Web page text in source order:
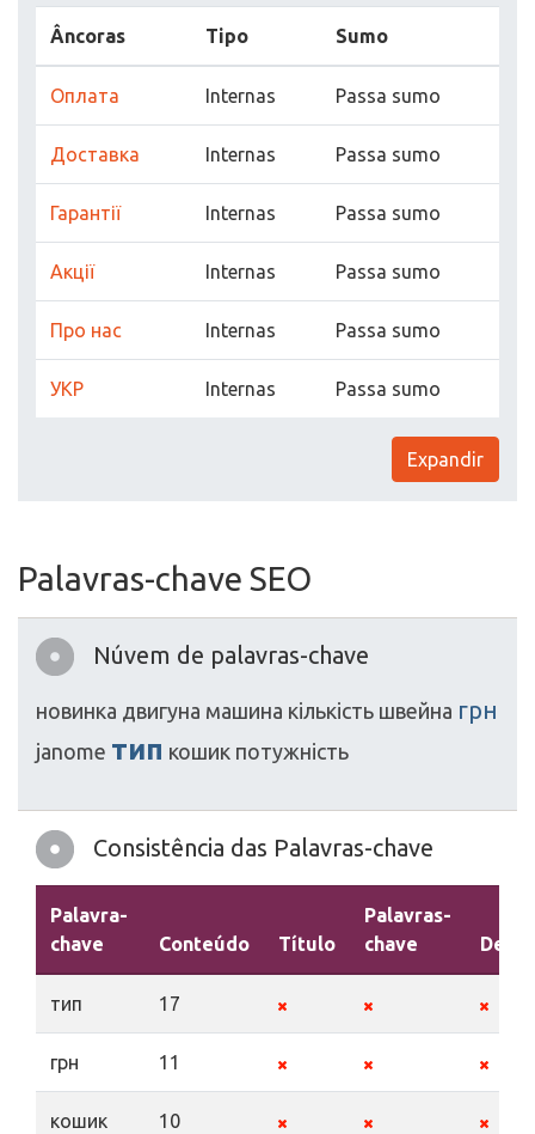
Âncoras Tipo Sumo
Оплата Internas Passa sumo
Доставка Internas Passa sumo
Гарантії Internas Passa sumo
Акції Internas Passa sumo
Про нас Internas Passa sumo
УКР Internas Passa sumo
Expandir
Palavras-chave SEO
Núvem de palavras-chave
новинка двигуна машина кількість швейна грн
janome тип кошик потужність
Consistência das Palavras-chave
Palavra-
chave
Conteúdo Título
Palavras-
chave
тип 17
грн 11
кошик 10